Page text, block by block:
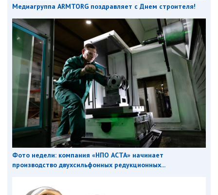
Медиагруппа ARMTORG поздравляет с Днем строителя!
Фото недели: компания «НПО АСТА» начинает
производство двухсильфонных редукционных...